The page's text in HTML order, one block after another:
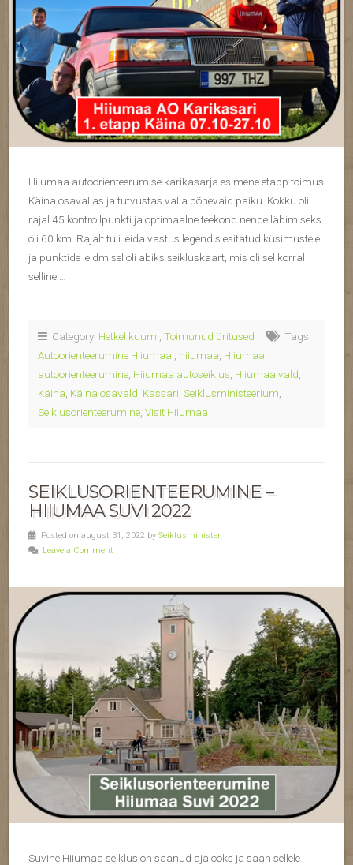
Hiiumaa autoorienteerumise karikasarja esimene etapp toimus
Käina osavallas ja tutvustas valla põnevaid paiku. Kokku oli
rajal 45 kontrollpunkti ja optimaalne teekond nende läbimiseks
oli 60 km. Rajalt tuli leida vastus legendis esitatud küsimustele
ja punktide leidmisel oli abiks seikluskaart, mis oli sel korral
selline:…
Category: Hetkel kuum! Toimunud üritused
Tags:
Autoorienteerumine Hiiumaal hiiumaa Hiiumaa
autoorienteerumine Hiiumaa autoseiklus Hiiumaa vald
Käina Käina osavald Kassari Seiklusministeerium
Seiklusorienteerumine Visit Hiiumaa
SEIKLUSORIENTEERUMINE –
HIIUMAA SUVI 2022
Posted on august 31, 2022 by Seiklusminister
Leave a Comment
Suvine Hiiumaa seiklus on saanud ajalooks ja saan sellele